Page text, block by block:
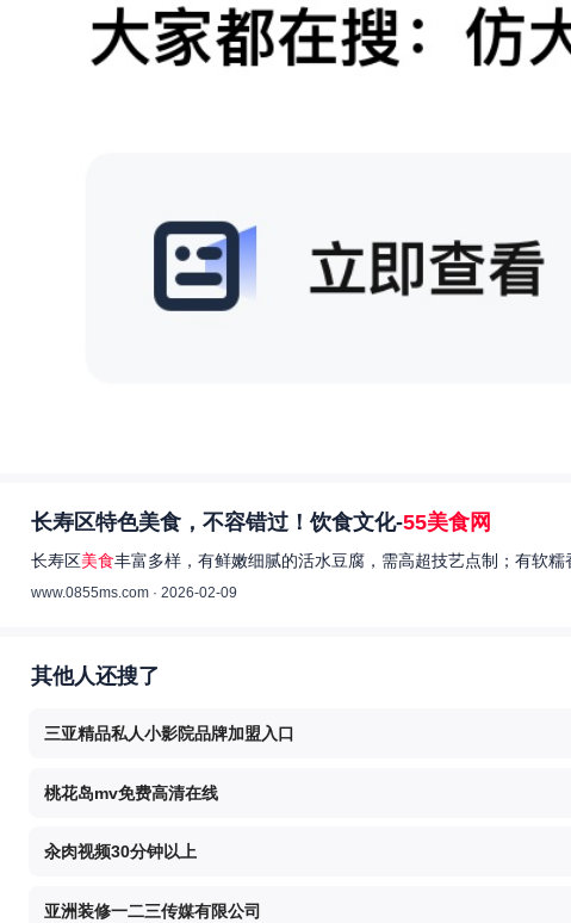
长寿区特色美食，不容错过！饮食文化-55美食网
长寿区美食丰富多样，有鲜嫩细腻的活水豆腐，需高超技艺点制；有软
www.0855ms.com · 2026-02-09
其他人还搜了
三亚精品私人小影院品牌加盟入口
桃花岛mv免费高清在线
汆肉视频30分钟以上
亚洲装修一二三传媒有限公司